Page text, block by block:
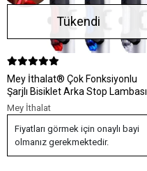
Tükendi
Mey İthalat® Çok Fonksiyonlu
Şarjlı Bisiklet Arka Stop Lambası
Mey İthalat
Fiyatları görmek için onaylı bayi
olmanız gerekmektedir.